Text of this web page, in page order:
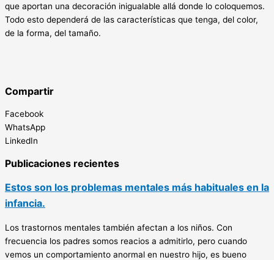
que aportan una decoración inigualable allá donde lo coloquemos.
Todo esto dependerá de las características que tenga, del color,
de la forma, del tamaño.
Compartir
Facebook
WhatsApp
LinkedIn
Publicaciones recientes
Estos son los problemas mentales más habituales en la
infancia.
Los trastornos mentales también afectan a los niños. Con
frecuencia los padres somos reacios a admitirlo, pero cuando
vemos un comportamiento anormal en nuestro hijo, es bueno